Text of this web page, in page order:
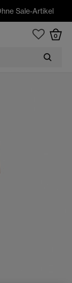
Sale-Artikel
0